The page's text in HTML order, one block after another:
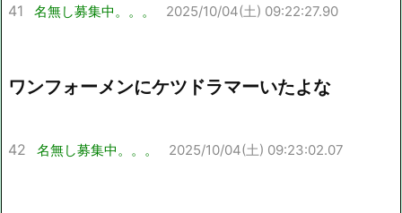
41 名無し募集中。。。 2025/10/04(土) 09:22:27.90
ワンフォーメンにケツドラマーいたよな
42 名無し募集中。。。 2025/10/04(土) 09:23:02.07